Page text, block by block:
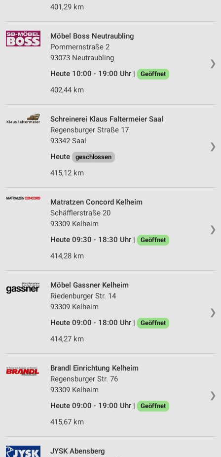
401,29 km
❯
Möbel Boss Neutraubling
Pommernstraße 2
93073 Neutraubling
Heute 10:00 - 19:00 Uhr |
Geöffnet
402,44 km
❯
Schreinerei Klaus Faltermeier Saal
Regensburger Straße 17
93342 Saal
Heute
geschlossen
415,12 km
❯
Matratzen Concord Kelheim
Schäfflerstraße 20
93309 Kelheim
Heute 09:30 - 18:30 Uhr |
Geöffnet
414,28 km
❯
Möbel Gassner Kelheim
Riedenburger Str. 14
93309 Kelheim
Heute 09:00 - 18:00 Uhr |
Geöffnet
414,27 km
❯
Brandl Einrichtung Kelheim
Regensburger Str. 76
93309 Kelheim
Heute 09:00 - 19:00 Uhr |
Geöffnet
415,67 km
JYSK Abensberg